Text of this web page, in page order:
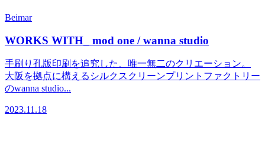
Beimar
WORKS WITH_ mod one / wanna studio
手刷り孔版印刷を追究した、唯一無二のクリエーション。
大阪を拠点に構えるシルクスクリーンプリントファクトリー
のwanna studio...
2023.11.18